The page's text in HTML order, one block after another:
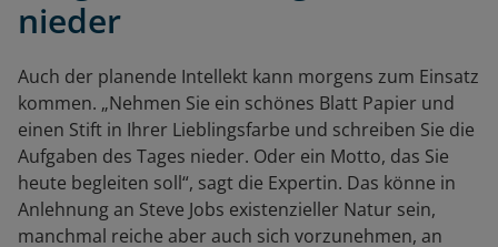
nieder
Auch der planende Intellekt kann morgens zum Einsatz
kommen. „Nehmen Sie ein schönes Blatt Papier und
einen Stift in Ihrer Lieblingsfarbe und schreiben Sie die
Aufgaben des Tages nieder. Oder ein Motto, das Sie
heute begleiten soll“, sagt die Expertin. Das könne in
Anlehnung an Steve Jobs existenzieller Natur sein,
manchmal reiche aber auch sich vorzunehmen, an